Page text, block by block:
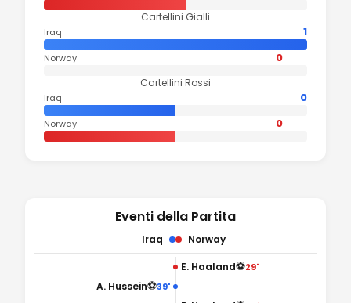
Cartellini Gialli
Iraq 1
Norway 0
Cartellini Rossi
Iraq 0
Norway 0
Eventi della Partita
Iraq Norway
E. Haaland⚽29'
39'
⚽
A. Hussein